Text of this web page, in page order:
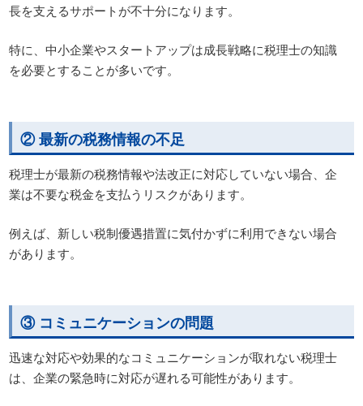
長を支えるサポートが不十分になります。
特に、中小企業やスタートアップは成長戦略に税理士の知識
を必要とすることが多いです。
② 最新の税務情報の不足
税理士が最新の税務情報や法改正に対応していない場合、企
業は不要な税金を支払うリスクがあります。
例えば、新しい税制優遇措置に気付かずに利用できない場合
があります。
③ コミュニケーションの問題
迅速な対応や効果的なコミュニケーションが取れない税理士
は、企業の緊急時に対応が遅れる可能性があります。